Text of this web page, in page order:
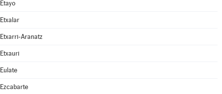
Etayo
Etxalar
Etxarri-Aranatz
Etxauri
Eulate
Ezcabarte